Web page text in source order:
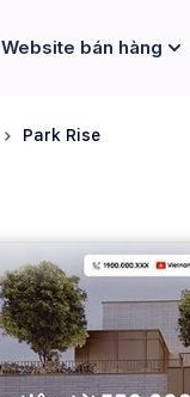
Website bán hàng
Park Rise